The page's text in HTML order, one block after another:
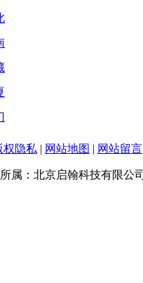
权隐私 | 网站地图 | 网站留言
所属：北京启翰科技有限公